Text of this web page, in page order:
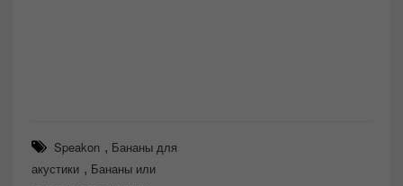
Speakon , Бананы для
акустики , Бананы или